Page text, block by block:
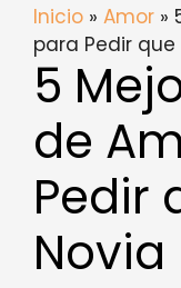
Inicio » Amor »
para Pedir
5
de
Pedir
Novia